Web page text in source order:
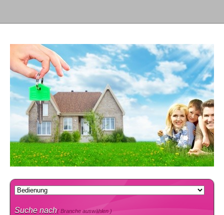
Suche nach( Branche auswählen )